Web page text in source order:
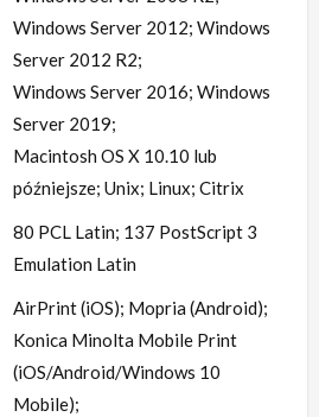
Windows Server 2012; Windows
Server 2012 R2;
Windows Server 2016; Windows
Server 2019;
Macintosh OS X 10.10 lub
późniejsze; Unix; Linux; Citrix
80 PCL Latin; 137 PostScript 3
Emulation Latin
AirPrint (iOS); Mopria (Android);
Konica Minolta Mobile Print
(iOS/Android/Windows 10
Mobile);